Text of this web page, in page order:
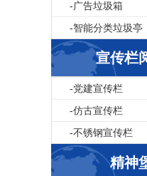
-广告垃圾箱
-智能分类垃圾亭
宣传栏
-党建宣传栏
-仿古宣传栏
-不锈钢宣传栏
精神